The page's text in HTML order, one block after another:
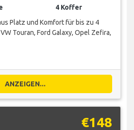
4 Koffer
Platz und Komfort für bis zu 4
Touran, Ford Galaxy, Opel Zefira,
ANZEIGEN...
€148